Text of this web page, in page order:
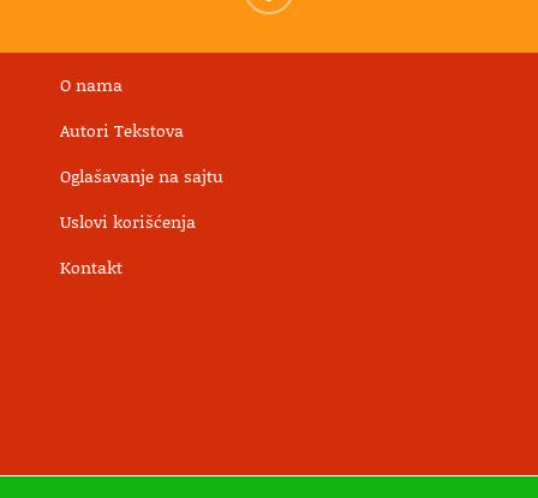
O nama
Autori Tekstova
Oglašavanje na sajtu
Uslovi korišćenja
Kontakt